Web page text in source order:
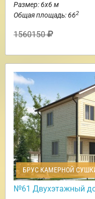
Размер: 6х6 м
Общая площадь: 662
1560150
БРУС КАМЕРНОЙ
№61 Двухэтажный